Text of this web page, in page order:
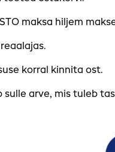
maksa hiljem
korral kinnita ost.
sulle arve, mis tuleb